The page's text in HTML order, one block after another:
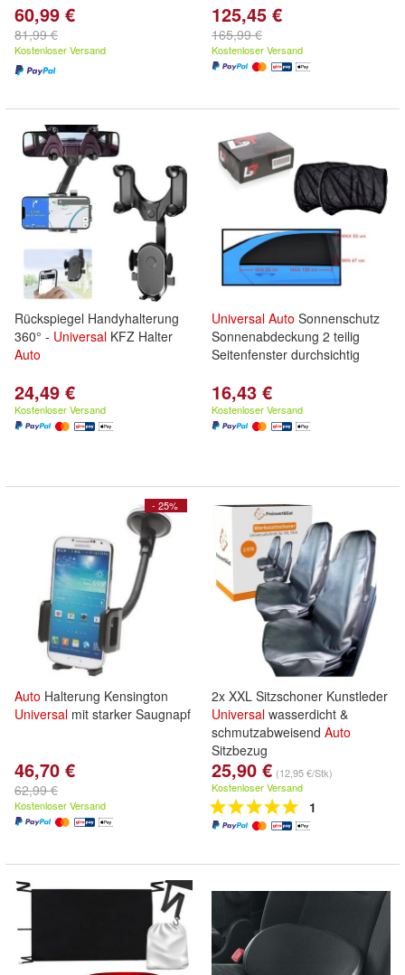
60,99 €
81,99 €
Kostenloser Versand
125,45 €
165,99 €
Kostenloser Versand
Rückspiegel Handyhalterung
360° - Universal KFZ Halter
Auto
24,49 €
Kostenloser Versand
Universal Auto Sonnenschutz
Sonnenabdeckung 2 teilig
Seitenfenster durchsichtig
16,43 €
Kostenloser Versand
- 25%
Auto Halterung Kensington
Universal mit starker Saugnapf
46,70 €
62,99 €
Kostenloser Versand
2x XXL Sitzschoner Kunstleder
Universal wasserdicht &
schmutzabweisend Auto
Sitzbezug
25,90 € (12,95 €/Stk)
Kostenloser Versand
1